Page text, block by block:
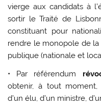
vierge aux candidats à
sortir le Traité de
constituant pour
rendre le monopole de
publique (nationale et
• Par référendum
obtenir, à tout moment,
d’un élu, d’un ministre,